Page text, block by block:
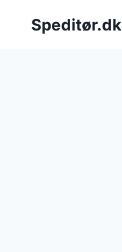
Speditør.dk